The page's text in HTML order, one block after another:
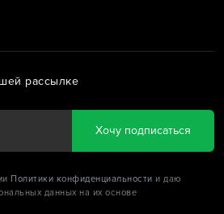
рассылке
Хочу подписаться
Политики конфиденциальности и даю
данных на их основе